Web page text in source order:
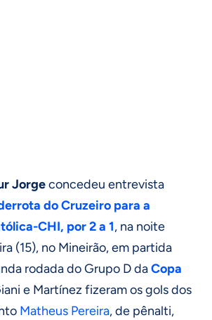
Jorgeconcedeu entrevista
do Cruzeiro para a
CHI, por 2 a 1, na noite
(15), no Mineirão, em partida
rodada do Grupo D daCopa
e Martínez fizeram os gols dos
Matheus Pereira, de pênalti,